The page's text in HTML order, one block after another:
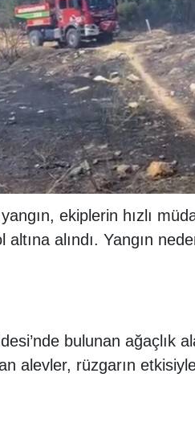
ekiplerin hızlı
alındı. Yangın
bulunan ağaçlık
alevler, rüzgarın